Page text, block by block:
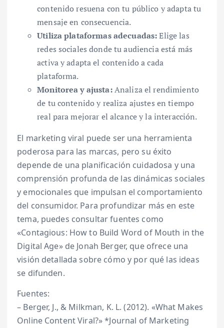
contenido resuena con tu público y adapta tu
mensaje en consecuencia.
Utiliza plataformas adecuadas:Elige las
redes sociales donde tu audiencia está más
activa y adapta el contenido a cada
plataforma.
Monitorea y ajusta:Analiza el rendimiento
de tu contenido y realiza ajustes en tiempo
real para mejorar el alcance y la interacción.
El marketing viral puede ser una herramienta
poderosa para las marcas, pero su éxito
depende de una planificación cuidadosa y una
comprensión profunda de las dinámicas sociales
y emocionales que impulsan el comportamiento
del consumidor. Para profundizar más en este
tema, puedes consultar fuentes como
«Contagious: How to Build Word of Mouth in the
Digital Age» de Jonah Berger, que ofrece una
visión detallada sobre cómo y por qué las ideas
se difunden.
Fuentes:
– Berger, J., & Milkman, K. L. (2012). «What Makes
Online Content Viral?» *Journal of Marketing